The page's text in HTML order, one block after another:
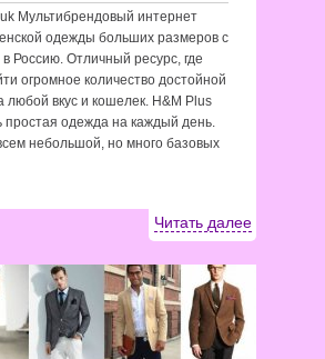
Мультибрендовый интернет
одежды больших размеров с
в Россию. Отличный ресурс, где
огромное количество достойной
любой вкус и кошелек. H&M Plus
простая одежда на каждый день.
небольшой, но много базовых
Читать далее